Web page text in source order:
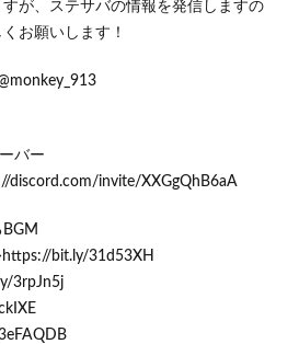
が、ステサバの情報を発信しますの
お願いします！
バー
invite/XXGgQhB6aA
bit.ly/31d53XH
3rpJn5j